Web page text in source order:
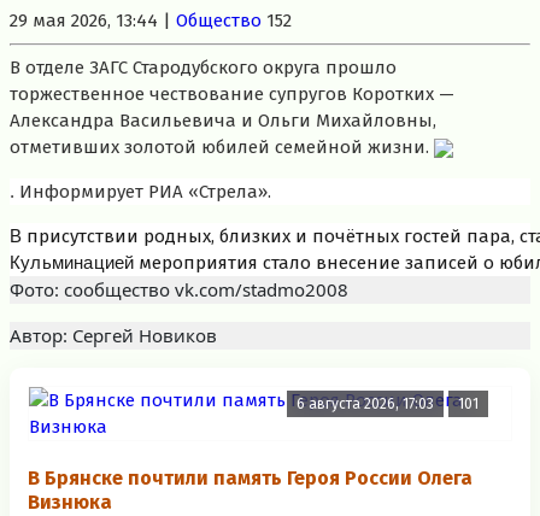
29 мая 2026, 13:44 | Общество 152
В отделе ЗАГС Стародубского округа прошло
торжественное чествование супругов Коротких —
Александра Васильевича и Ольги Михайловны,
отметивших золотой юбилей семейной жизни.
. Информирует РИА «Стрела».
В присутствии родных, близких и почётных гостей пара,
Кульминацией мероприятия стало внесение записей о
Фото: сообщество vk.com/stadmo2008
Автор: Сергей Новиков
6 августа 2026, 17:03 101
В Брянске почтили память Героя России Олега
Визнюка